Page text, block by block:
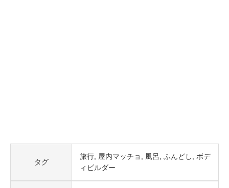
タグ
旅行 屋内マッチョ 風呂 ふんどし
ボデ
ィビルダー